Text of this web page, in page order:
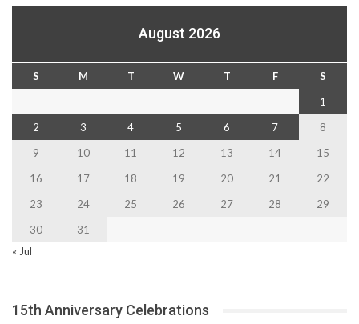
August 2026
S M T W T F
S
1
2
3 4 5 6 7
8
9
10 11 12 13 14
15
16
17 18 19 20 21
22
23
24 25 26 27 28
29
30
31
« Jul
15th Anniversary Celebrations